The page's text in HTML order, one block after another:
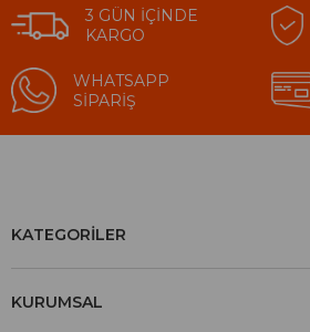
3 GÜN İÇINDE
KARGO
WHATSAPP
SIPARIŞ
KATEGORİLER
KURUMSAL